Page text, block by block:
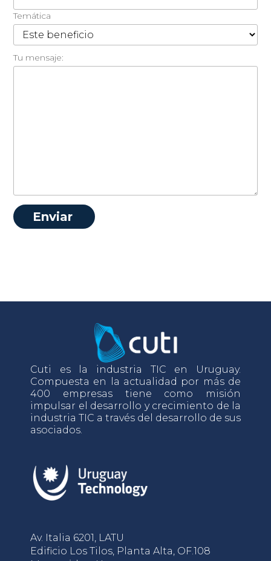
Temática
Tu mensaje:
Cuti es la industria TIC en Uruguay.
Compuesta en la actualidad por más de
400 empresas tiene como misión
impulsar el desarrollo y crecimiento de la
industria TIC a través del desarrollo de sus
asociados.
Av. Italia 6201, LATU
Edificio Los Tilos, Planta Alta, OF.108